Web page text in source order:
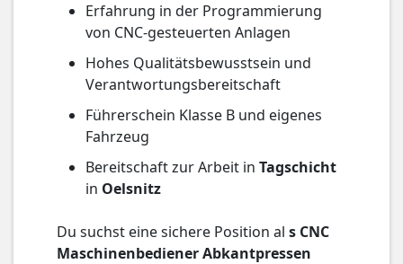
Erfahrung in der Programmierung
von CNC-gesteuerten Anlagen
Hohes Qualitätsbewusstsein und
Verantwortungsbereitschaft
Führerschein Klasse B und eigenes
Fahrzeug
Bereitschaft zur Arbeit in Tagschicht
in Oelsnitz
Du suchst eine sichere Position al s CNC
Maschinenbediener Abkantpressen